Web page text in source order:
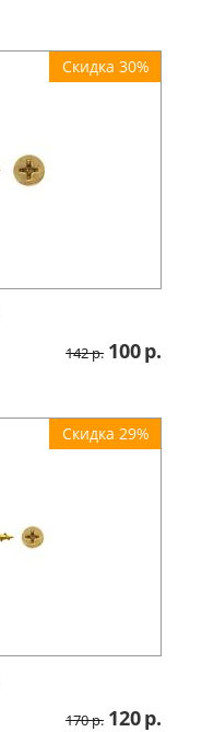
Скидка 30%
142р. 100р.
Скидка 29%
170р. 120р.